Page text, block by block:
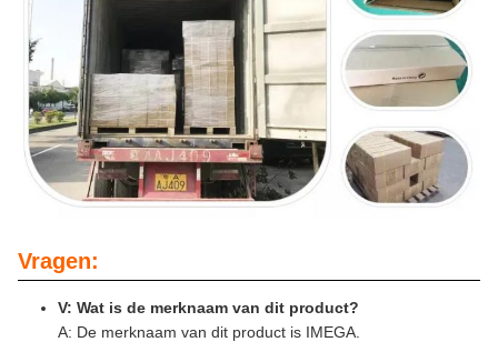
Vragen:
V: Wat is de merknaam van dit product?
A: De merknaam van dit product is IMEGA.